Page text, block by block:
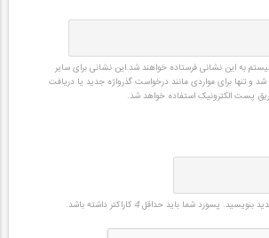
به این نشانی فرستاده خواهند شد.این نشانی برای سایر
شد و تنها برای مواردی مانند درخواست گذرواژه جدید یا دریافت
پست الکترونیک استفاده خواهد شد.
بنویسید. پسورد شما باید حداقل4 کاراکتر داشته باشد.